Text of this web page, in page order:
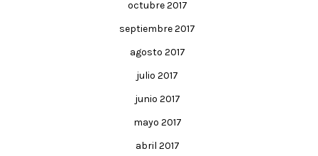
octubre 2017
septiembre 2017
agosto 2017
julio 2017
junio 2017
mayo 2017
abril 2017